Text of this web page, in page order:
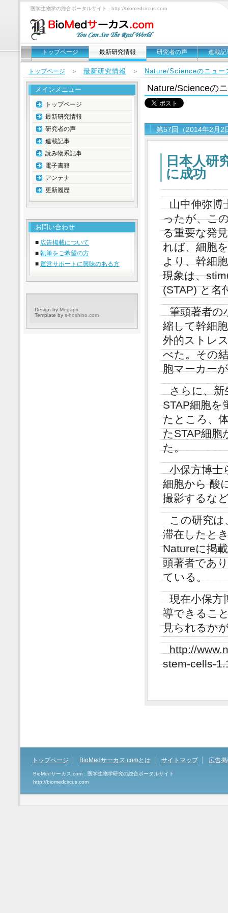
医学生物学の総合ポータルサイト - http://biomedcircus.com
トップページ 最新研究情報 研究者の声 連載記
トップページ ＞ 最新研究情報 ＞ Nature/Scienceのニュー
Nature/Scienceの
第57回（2014年2月2
日本人研
に成功
山中伸弥博
ったが、こ
る重要な発
れば、細胞
より、幹細
現象は、
(STAP) と名
筆頭著者の
縮して幹細
外的ストレ
べた。その
胞マーカー
さらに、
STAP細胞を
たところ、
たSTAP細胞
た。
小保方博士
細胞から 酸
撮影するな
この研究は
滞在したと
Natureに掲
頭著者であ
ている。
現在小保方
導できるこ
見られるか
http://
stem-cells-
メインメニュー
トップページ
最新研究情報
研究者の声
連載記事
読み物系記事
電子書籍
アンテナ
更新履歴
お問い合わせ
■ 広告掲載について
■ 執筆をご希望の方
■ 運営サポートに興味のある方
Design by Megapx
Template by s-hoshino.com
トップページ BioMedサーカス.comとは サイトマップ 広告
BioMedサーカス.com：医学生物学研究の総合ポータルサイト
http://biomedcircus.com